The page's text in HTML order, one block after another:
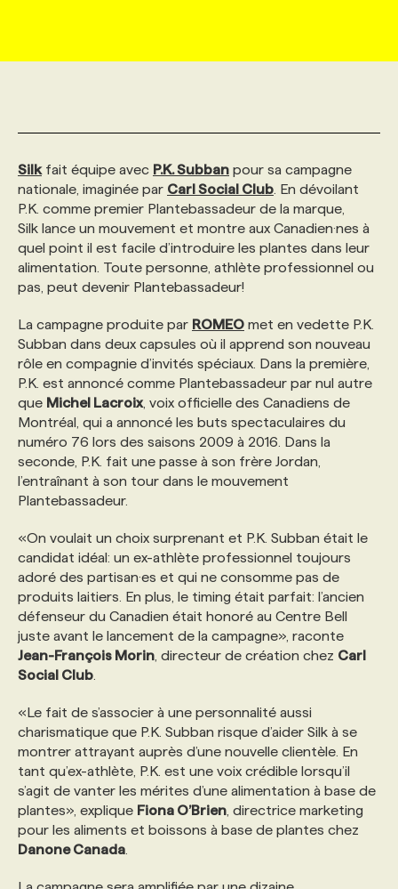
PRIX ET DISTINCTIONS
TENDANCES
GEO/SEO
ÉVÉNEMENTIEL
NOS AUTEUR‧RICES
ANNONCEZ AVEC NOUS
FAQ
ANNONCEZ AVEC NOUS
ANNONCEZ AVEC NOUS
NOS PARCOURS DE FORMATIONS
FORMATIONS PERSONNALISÉES
NOS FORMATEUR‧RICES
POURQUOI CHOISIR NOS FORMATIONS
NOS TARIFS
PROGRAMMES DE SUBVENTIONS
FAQ
ANNONCEZ AVEC NOUS
SERVICE DE CHASSE DE TÊTE
NOS TARIFS
NOS EXPERTISES
FAQ
ANNONCEZ AVEC NOUS
Silkfait équipe avec P.K. Subban pour sa campagne
nationale, imaginée par Carl Social Club . En dévoilant
P.K. comme premier Plantebassadeur de la marque,
Silk lance un mouvement et montre aux Canadien·nes à
quel point il est facile d’introduire les plantes dans leur
alimentation. Toute personne, athlète professionnel ou
pas, peut devenir Plantebassadeur!
La campagne produite par ROMEO met en vedette P.K.
Subban dans deux capsules où il apprend son nouveau
rôle en compagnie d’invités spéciaux. Dans la première,
P.K. est annoncé comme Plantebassadeur par nul autre
que Michel Lacroix , voix officielle des Canadiens de
Montréal, qui a annoncé les buts spectaculaires du
numéro 76 lors des saisons 2009 à 2016. Dans la
seconde, P.K. fait une passe à son frère Jordan,
l’entraînant à son tour dans le mouvement
Plantebassadeur.
«On voulait un choix surprenant et P.K. Subban était le
candidat idéal: un ex-athlète professionnel toujours
adoré des partisan·es et qui ne consomme pas de
produits laitiers. En plus, le timing était parfait: l’ancien
défenseur du Canadien était honoré au Centre Bell
juste avant le lancement de la campagne», raconte
Jean-François Morin , directeur de création chez Carl
Social Club
«Le fait de s’associer à une personnalité aussi
charismatique que P.K. Subban risque d’aider Silk à se
montrer attrayant auprès d’une nouvelle clientèle. En
tant qu’ex-athlète, P.K. est une voix crédible lorsqu’il
s’agit de vanter les mérites d’une alimentation à base de
plantes», explique Fiona O’Brien , directrice marketing
pour les aliments et boissons à base de plantes chez
Danone Canada